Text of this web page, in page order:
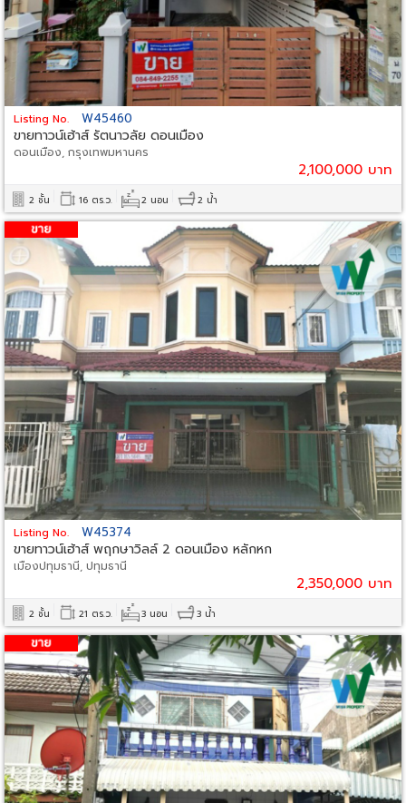
Listing No. W45460
ขายทาวน์เฮ้าส์ รัตนาวลัย ดอนเมือง
ดอนเมือง, กรุงเทพมหานคร
2,100,000 บาท
2 ชั้น 16 ตร.ว. 2 นอน 2 น้ำ
Listing No. W45374
ขายทาวน์เฮ้าส์ พฤกษาวิลล์ 2 ดอนเมือง หลักหก
เมืองปทุมธานี, ปทุมธานี
2,350,000 บาท
2 ชั้น 21 ตร.ว. 3 นอน 3 น้ำ